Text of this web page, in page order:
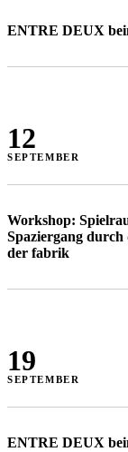
ENTRE DEUX
12
SEPTEMBER
Workshop:
Spaziergang durch
der fabrik
19
SEPTEMBER
ENTRE DEUX